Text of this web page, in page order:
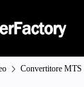
Convertitore MTS